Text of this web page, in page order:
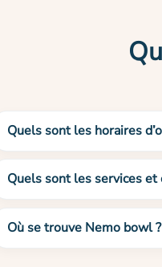
Quels sont les horaires
Quels sont les services
Où se trouve Nemo bowl ?